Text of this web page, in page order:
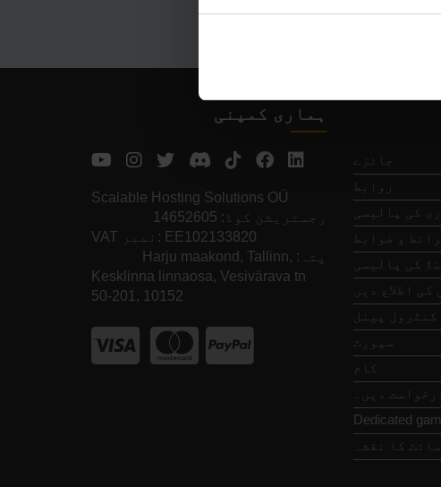
ہماری کمپنی
Scalable Hosting Solutions OÜ
رجسٹریشن کوڈ: 14652605
VAT نمبر: EE102133820
پتہ: Harju maakond, Tallinn,
Kesklinna linnaosa, Vesivärava tn
50-201, 10152
جائزے
روابط
کی پالیسی
شرائط و ضوابط
کی پالیسی
کی اطلاع دیں
کنٹرول پینل
سپورٹ
کام
دیں۔
Dedicated
سائٹ کا نقشہ